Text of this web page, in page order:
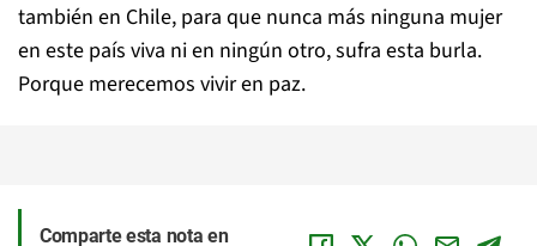
también en Chile, para que nunca más ninguna mujer
en este país viva ni en ningún otro, sufra esta burla.
Porque merecemos vivir en paz.
Comparte esta nota en